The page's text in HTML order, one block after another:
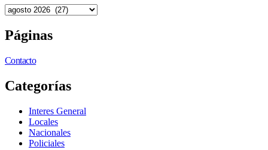
Páginas
Contacto
Categorías
Interes General
Locales
Nacionales
Policiales